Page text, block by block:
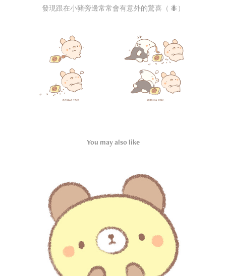
發現跟在小豬旁邊常常會有意外的驚喜（ 🐜）
You may also like
Bread bear 小熊